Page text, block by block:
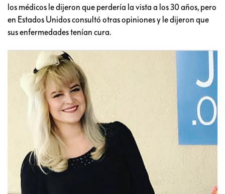
los médicos le dijeron que perdería la vista a los 30 años, pero
en Estados Unidos consultó otras opiniones y le dijeron que
sus enfermedades tenían cura.